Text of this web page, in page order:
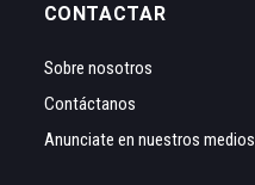
CONTACTAR
Sobre nosotros
Contáctanos
Anunciate en nuestros medios